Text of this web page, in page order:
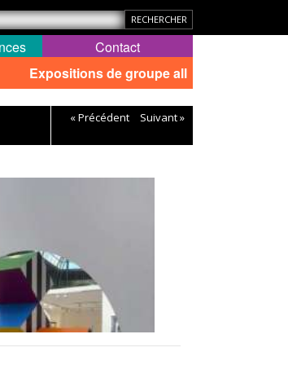
Expositions de groupe all
Contact
« Précédent Suivant »